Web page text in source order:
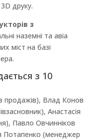
3D друку.
з
наземні та авіа
міст на базі
з 10
продажів), Влад Конов
Анастасія
Павло Овчинніков
Потапенко (менеджер